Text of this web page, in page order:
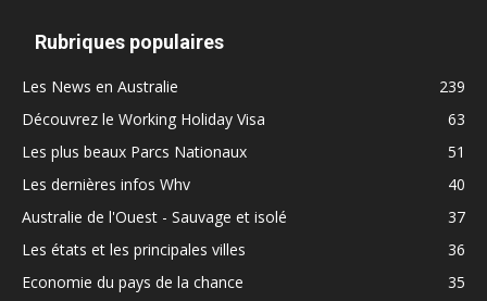
Rubriques populaires
Les News en Australie
239
Découvrez le Working Holiday Visa
63
Les plus beaux Parcs Nationaux
51
Les dernières infos Whv
40
Australie de l'Ouest - Sauvage et isolé
37
Les états et les principales villes
36
Economie du pays de la chance
35